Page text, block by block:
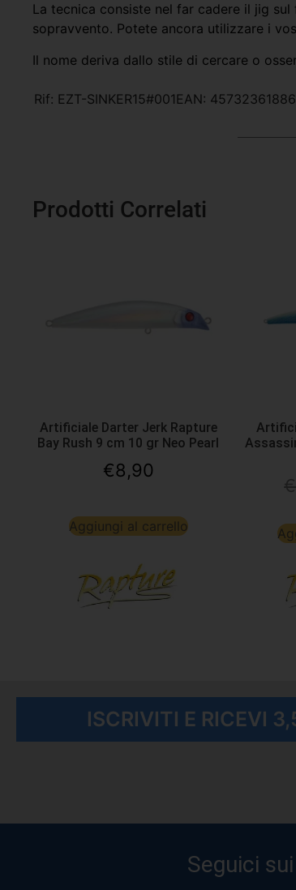
La tecnica consiste nel far cadere il jig
sopravvento. Potete ancora utilizzare i
Il nome deriva dallo stile di cercare o
Rif: EZT-SINKER15#001EAN:
Prodotti Correlati
Artificiale Darter Jerk Rapture
Bay Rush 9 cm 10 gr Neo Pearl
€8,90
Aggiungi al carrello
ISCRIVITI E RICEVI
Seguici